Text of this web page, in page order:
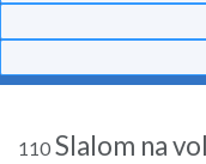
110 Slalom na